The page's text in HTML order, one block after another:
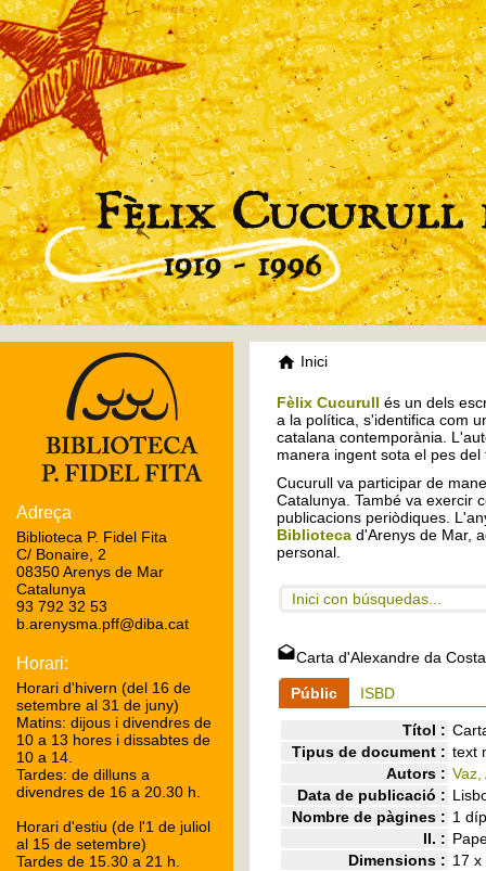
Inici
Fèlix Cucurull és un dels
a la política, s'identifica com
catalana contemporània.
manera ingent sota el pes del
Cucurull va participar de
Catalunya. També va exercir
publicacions periòdiques.
Biblioteca d'Arenys de Mar,
personal.
Inici con búsquedas...
Carta d'Alexandre da
Públic ISBD
Títol :
Tipus de document : text
Autors : Vaz,
Data de publicació :
Nombre de pàgines : 1
ll. :
Dimensions : 17 x
Adreça
Biblioteca P. Fidel Fita
C/ Bonaire, 2
08350 Arenys de Mar
Catalunya
93 792 32 53
b.arenysma.pff@diba.cat
Horari:
Horari d'hivern (del 16 de
setembre al 31 de juny)
Matins: dijous i divendres de
10 a 13 hores i dissabtes de
10 a 14.
Tardes: de dilluns a
divendres de 16 a 20.30 h.
Horari d'estiu (de l'1 de juliol
al 15 de setembre)
Tardes de 15.30 a 21 h.